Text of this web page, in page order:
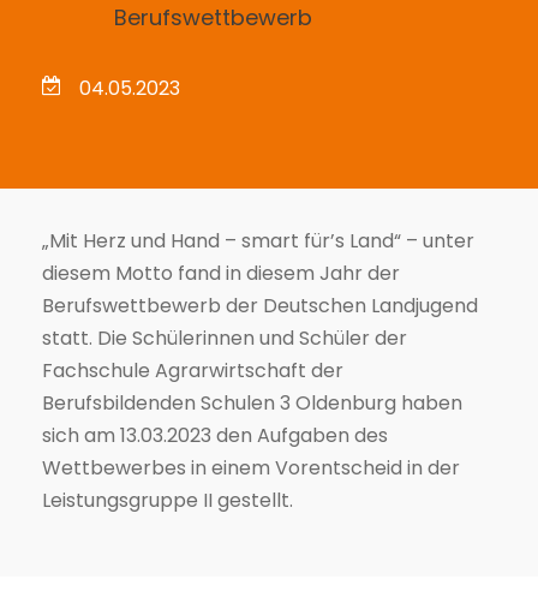
Berufswettbewerb
04.05.2023
„Mit Herz und Hand – smart für’s Land“ – unter
diesem Motto fand in diesem Jahr der
Berufswettbewerb der Deutschen Landjugend
statt. Die Schülerinnen und Schüler der
Fachschule Agrarwirtschaft der
Berufsbildenden Schulen 3 Oldenburg haben
sich am 13.03.2023 den Aufgaben des
Wettbewerbes in einem Vorentscheid in der
Leistungsgruppe II gestellt.